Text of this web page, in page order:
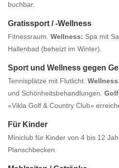
buchbar.
Gratissport / -Wellness
Fitnessraum. Wellness: Spa mit
Hallenbad (beheizt im Winter).
Sport und Wellness gegen
Tennisplätze mit Flutlicht.
und Schönheitsbehandlungen.
«Vikla Golf & Country Club»
Für Kinder
Miniclub für Kinder von 4 bis 12
Planschbecken.